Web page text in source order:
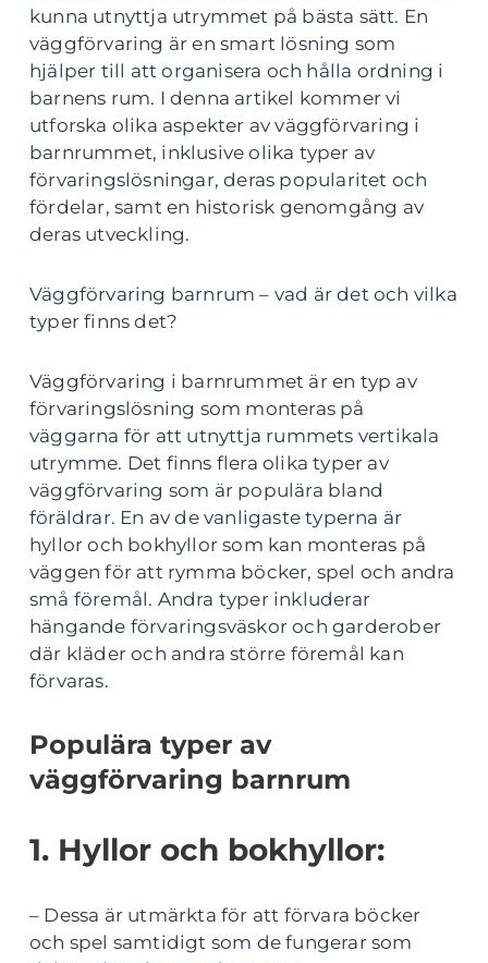
kunna utnyttja utrymmet på bästa sätt. En
väggförvaring är en smart lösning som
hjälper till att organisera och hålla ordning i
barnens rum. I denna artikel kommer vi
utforska olika aspekter av väggförvaring i
barnrummet, inklusive olika typer av
förvaringslösningar, deras popularitet och
fördelar, samt en historisk genomgång av
deras utveckling.
Väggförvaring barnrum – vad är det och vilka
typer finns det?
Väggförvaring i barnrummet är en typ av
förvaringslösning som monteras på
väggarna för att utnyttja rummets vertikala
utrymme. Det finns flera olika typer av
väggförvaring som är populära bland
föräldrar. En av de vanligaste typerna är
hyllor och bokhyllor som kan monteras på
väggen för att rymma böcker, spel och andra
små föremål. Andra typer inkluderar
hängande förvaringsväskor och garderober
där kläder och andra större föremål kan
förvaras.
Populära typer av
väggförvaring barnrum
1. Hyllor och bokhyllor:
– Dessa är utmärkta för att förvara böcker
och spel samtidigt som de fungerar som